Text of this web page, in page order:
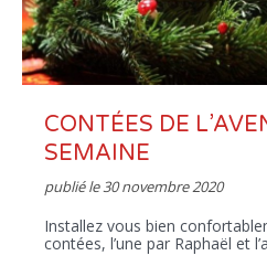
CONTÉES DE
SEMAINE
publié le30 novembre 2020
Installez vous bien
contées, l’une par Raphaël et